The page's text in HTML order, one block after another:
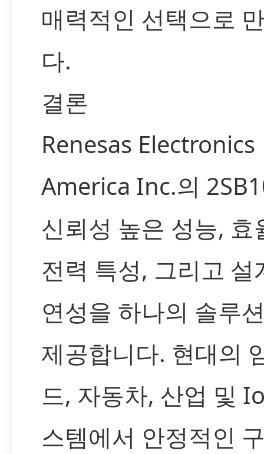
매력적인 선택으로
다.
결론
Renesas Electronics
America Inc.의
신뢰성 높은 성능, 효
전력 특성, 그리고 설
연성을 하나의 솔루
제공합니다. 현대의
드, 자동차, 산업 및
스템에서 안정적인